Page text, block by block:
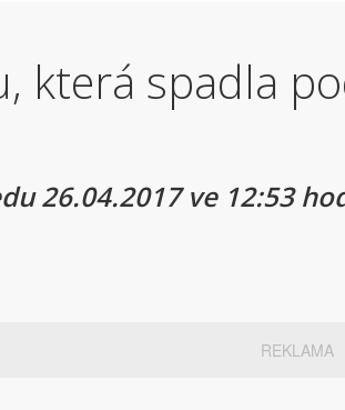
která spadla
26.04.2017 ve 12:53
REKLAMA